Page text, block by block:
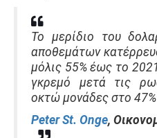
Το μερίδιο του
αποθεμάτων
μόλις 55% έως το
γκρεμό μετά τις
οκτώ μονάδες στο 47%
Peter St. Onge,